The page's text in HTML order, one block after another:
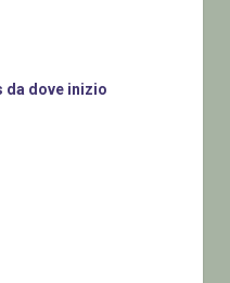
da dove inizio